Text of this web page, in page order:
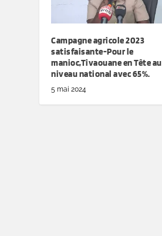
Campagne agricole 2023
satisfaisante-Pour le
manioc,Tivaouane en Tête au
niveau national avec 65%.
5 mai 2024